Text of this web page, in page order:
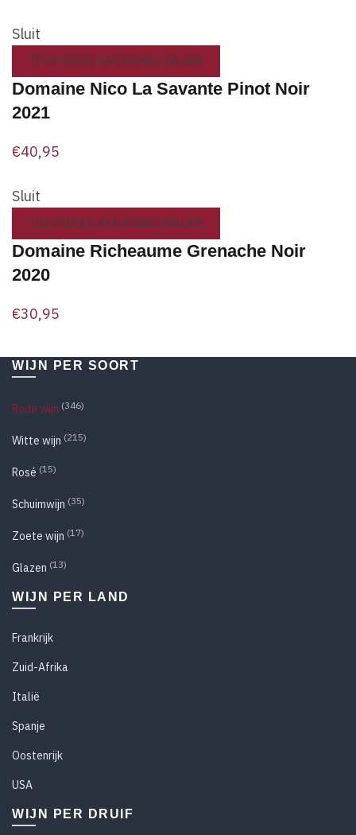
Sluit
TOEVOEGEN AAN WINKELWAGEN
Domaine Nico La Savante Pinot Noir
2021
€40,95
Sluit
TOEVOEGEN AAN WINKELWAGEN
Domaine Richeaume Grenache Noir
2020
€30,95
WIJN PER SOORT
Rode wijn (346)
Witte wijn (215)
Rosé (15)
Schuimwijn (35)
Zoete wijn (17)
Glazen (13)
WIJN PER LAND
Frankrijk
Zuid-Afrika
Italië
Spanje
Oostenrijk
USA
WIJN PER DRUIF